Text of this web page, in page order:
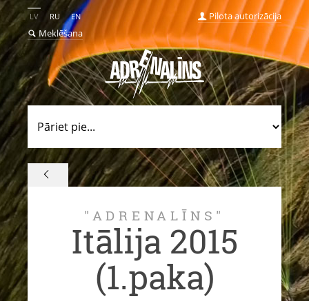
LV RU EN
Meklēšana
Pilota autorizācija
"ADRENALĪNS"
Itālija 2015
(1.paka)